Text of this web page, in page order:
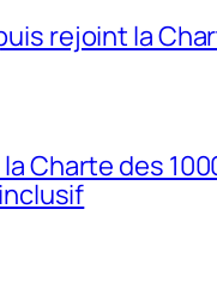
rejoint la
la Charte des